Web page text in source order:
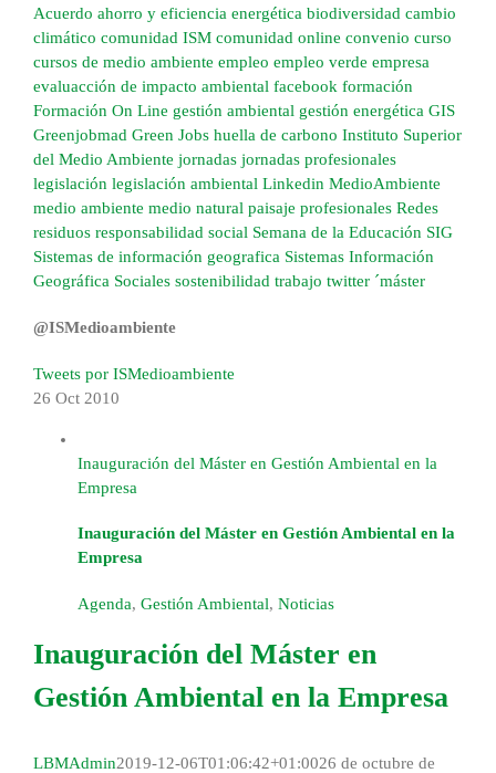
26 Oct 2010
Inauguración del Máster en Gestión Ambiental en la
Empresa
Inauguración del Máster en Gestión Ambiental en la
Empresa
Agenda, Gestión Ambiental, Noticias
Inauguración del Máster en
Gestión Ambiental en la Empresa
LBMAdmin2019-12-06T01:06:42+01:0026 de octubre de
Acuerdo ahorro y eficiencia energética biodiversidad cambio
climático comunidad ISM comunidad online convenio curso
cursos de medio ambiente empleo empleo verde empresa
evaluacción de impacto ambiental facebook formación
Formación On Line gestión ambiental gestión energética GIS
Greenjobmad Green Jobs huella de carbono Instituto Superior
del Medio Ambiente jornadas jornadas profesionales
legislación legislación ambiental Linkedin MedioAmbiente
medio ambiente medio natural paisaje profesionales Redes
residuos responsabilidad social Semana de la Educación SIG
Sistemas de información geografica Sistemas Información
Geográfica Sociales sostenibilidad trabajo twitter ´máster
@ISMedioambiente
Tweets por ISMedioambiente